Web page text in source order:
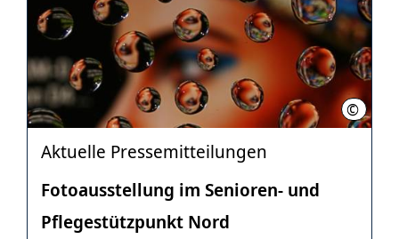
©
Aktuelle Pressemitteilungen
Fotoausstellung im Senioren- und
Pflegestützpunkt Nord